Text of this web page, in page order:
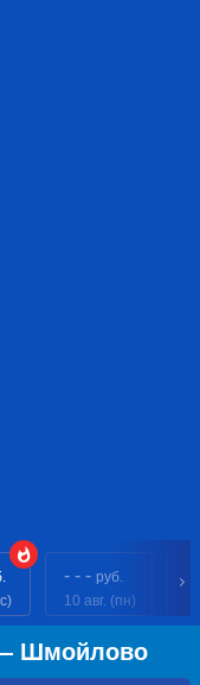
- - - руб.
10 авг. (пн)
Шмойлово